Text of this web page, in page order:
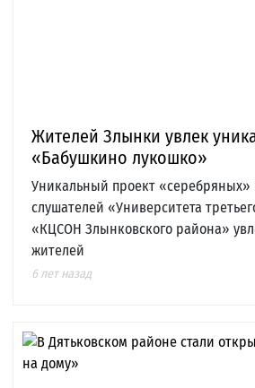
Жителей Злынки увлек
«Бабушкино лукошко»
Уникальный проект «серебряных»
слушателей «Университета
«КЦСОН Злынковского района»
жителей
6 лет назад